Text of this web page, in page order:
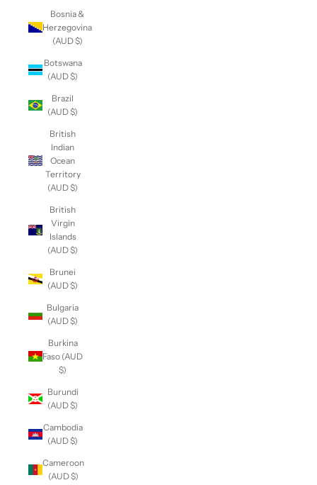
Bosnia &
Herzegovina
(AUD $)
Botswana
(AUD $)
Brazil
(AUD $)
British
Indian
Ocean
Territory
(AUD $)
British
Virgin
Islands
(AUD $)
Brunei
(AUD $)
Bulgaria
(AUD $)
Burkina
Faso (AUD
$)
Burundi
(AUD $)
Cambodia
(AUD $)
Cameroon
(AUD $)